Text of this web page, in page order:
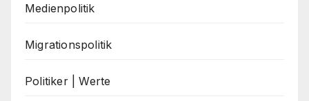
Medienpolitik
Migrationspolitik
Politiker | Werte